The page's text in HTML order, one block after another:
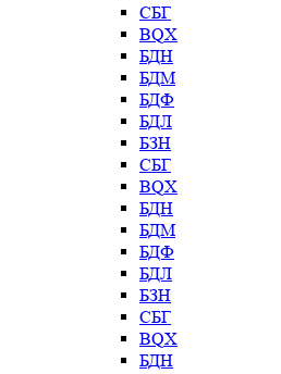
СБГ
BQX
БДН
БДМ
БДФ
БДЛ
БЗН
СБГ
BQX
БДН
БДМ
БДФ
БДЛ
БЗН
СБГ
BQX
БДН